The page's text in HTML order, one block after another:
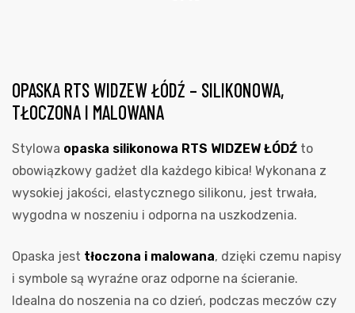
OPASKA RTS WIDZEW ŁÓDŹ – SILIKONOWA,
TŁOCZONA I MALOWANA
Stylowa opaska silikonowa RTS WIDZEW ŁÓDŹ to
obowiązkowy gadżet dla każdego kibica! Wykonana z
wysokiej jakości, elastycznego silikonu, jest trwała,
wygodna w noszeniu i odporna na uszkodzenia.
Opaska jest tłoczona i malowana, dzięki czemu napisy
i symbole są wyraźne oraz odporne na ścieranie.
Idealna do noszenia na co dzień, podczas meczów czy